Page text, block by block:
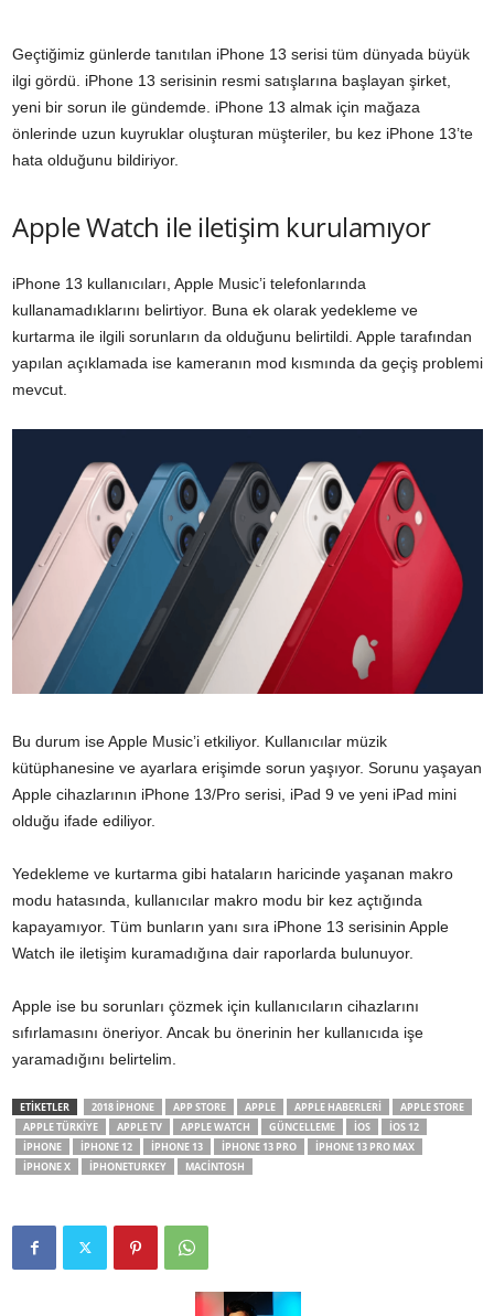
Geçtiğimiz günlerde tanıtılan iPhone 13 serisi tüm dünyada büyük
ilgi gördü. iPhone 13 serisinin resmi satışlarına başlayan şirket,
yeni bir sorun ile gündemde. iPhone 13 almak için mağaza
önlerinde uzun kuyruklar oluşturan müşteriler, bu kez iPhone 13’te
hata olduğunu bildiriyor.
Apple Watch ile iletişim kurulamıyor
iPhone 13 kullanıcıları, Apple Music’i telefonlarında
kullanamadıklarını belirtiyor. Buna ek olarak yedekleme ve
kurtarma ile ilgili sorunların da olduğunu belirtildi. Apple tarafından
yapılan açıklamada ise kameranın mod kısmında da geçiş problemi
mevcut.
Bu durum ise Apple Music’i etkiliyor. Kullanıcılar müzik
kütüphanesine ve ayarlara erişimde sorun yaşıyor. Sorunu yaşayan
Apple cihazlarının iPhone 13/Pro serisi, iPad 9 ve yeni iPad mini
olduğu ifade ediliyor.
Yedekleme ve kurtarma gibi hataların haricinde yaşanan makro
modu hatasında, kullanıcılar makro modu bir kez açtığında
kapayamıyor. Tüm bunların yanı sıra iPhone 13 serisinin Apple
Watch ile iletişim kuramadığına dair raporlarda bulunuyor.
Apple ise bu sorunları çözmek için kullanıcıların cihazlarını
sıfırlamasını öneriyor. Ancak bu önerinin her kullanıcıda işe
yaramadığını belirtelim.
ETİKETLER 2018 IPHONE APP STORE APPLE APPLE HABERLERI
APPLE STORE
APPLE TÜRKIYE
APPLE TV APPLE WATCH GÜNCELLEME IOS
IOS 12
IPHONE
IPHONE 12 IPHONE 13 IPHONE 13 PRO
IPHONE 13 PRO MAX
IPHONE X
IPHONETURKEY MACINTOSH